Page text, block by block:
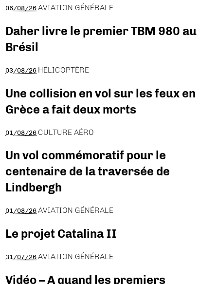
06/08/26 AVIATION GÉNÉRALE
Daher livre le premier TBM 980 au
Brésil
03/08/26 HÉLICOPTÈRE
Une collision en vol sur les feux en
Grèce a fait deux morts
01/08/26 CULTURE AÉRO
Un vol commémoratif pour le
centenaire de la traversée de
Lindbergh
01/08/26 AVIATION GÉNÉRALE
Le projet Catalina II
31/07/26 AVIATION GÉNÉRALE
Vidéo – A quand les premiers